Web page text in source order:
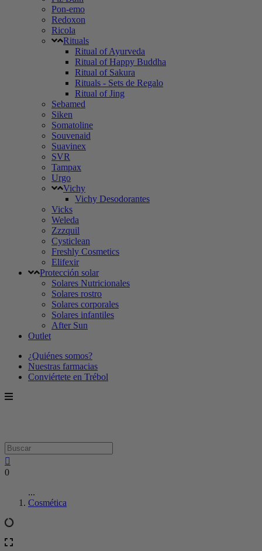
Pon-emo
Redoxon
Ricola
Rituals
Ritual of Ayurveda
Ritual of Happy Buddha
Ritual of Sakura
Rituals - Sets de Regalo
Ritual of Jing
Sebamed
Siken
Somatoline
Souvenaid
Suavinex
SVR
Tampax
Urgo
Vichy
Vichy Desodorantes
Vicks
Weleda
Zzzquil
Cysticlean
Freshly Cosmetics
Elifexir
Protección solar
Solares Nutricionales
Solares rostro
Solares corporales
Solares infantiles
After Sun
Outlet
¿Quiénes somos?
Nuestras farmacias
Conviértete en Trébol
0
...
Cosmética